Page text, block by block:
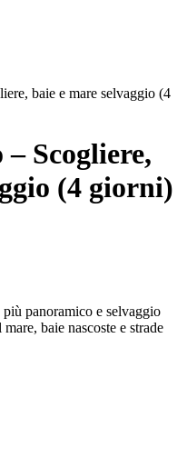
baie e mare selvaggio (4
Scogliere,
(4 giorni)
panoramico e selvaggio
baie nascoste e strade